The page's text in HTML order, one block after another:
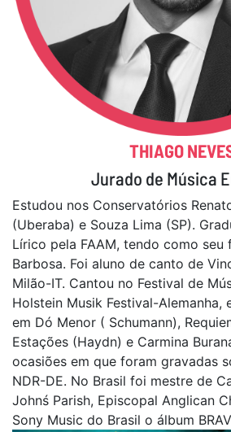
THIAGO
Jurado de Música
Estudou nos Conservatórios
(Uberaba) e Souza Lima (SP).
Lírico pela FAAM, tendo como seu
Barbosa. Foi aluno de canto de
Milão-IT. Cantou no Festival de
Holstein Musik Festival-Alemanha,
em Dó Menor ( Schumann),
Estações (Haydn) e Carmina
ocasiões em que foram gravadas
NDR-DE. No Brasil foi mestre de
Johnś Parish, Episcopal Anglican
Sony Music do Brasil o álbum